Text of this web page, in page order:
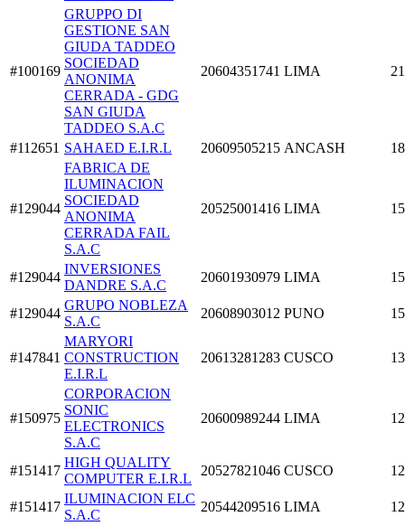
#100169
GRUPPO DI
GESTIONE SAN
GIUDA TADDEO
SOCIEDAD
ANONIMA
CERRADA - GDG
SAN GIUDA
TADDEO S.A.C
20604351741 LIMA
#112651 SAHAED E.I.R.L 20609505215 ANCASH
#129044
FABRICA DE
ILUMINACION
SOCIEDAD
ANONIMA
CERRADA FAIL
S.A.C
20525001416 LIMA
#129044
INVERSIONES
DANDRE S.A.C
20601930979 LIMA
#129044
GRUPO NOBLEZA
S.A.C
20608903012 PUNO
#147841
MARYORI
CONSTRUCTION
E.I.R.L
20613281283 CUSCO
#150975
CORPORACION
SONIC
ELECTRONICS
S.A.C
20600989244 LIMA
#151417
HIGH QUALITY
COMPUTER E.I.R.L
20527821046 CUSCO
#151417
ILUMINACION ELC
S.A.C
20544209516 LIMA